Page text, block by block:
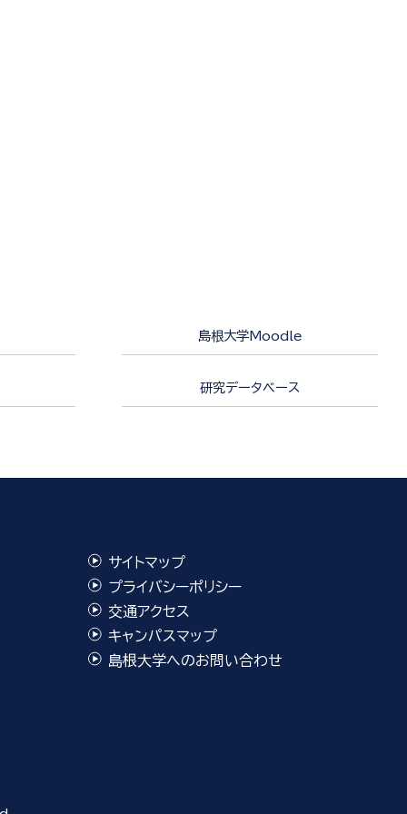
島根大学Moodle
研究データベース
サイトマップ
プライバシーポリシー
交通アクセス
キャンパスマップ
島根大学へのお問い合わせ